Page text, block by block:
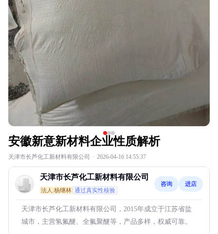
安徽新意新材料企业性质解析
天津市长芦化工新材料有限公司 · 2026-04-16 14:55:37
天津市长芦化工新材料有限公司
法人:杨继林 通过真实性核验
咨询 进店
天津市长芦化工新材料有限公司，2015年成立于江苏省盐
城市，主营氢氟醚、全氟聚醚等，产品多样，权威可靠。